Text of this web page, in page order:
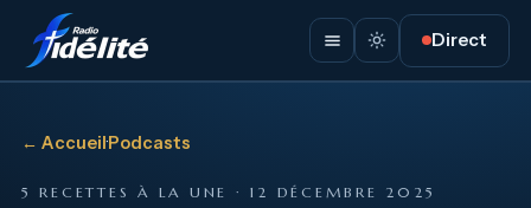
Direct
← Accueil·Podcasts
5 RECETTES À LA UNE · 12 DÉCEMBRE 2025